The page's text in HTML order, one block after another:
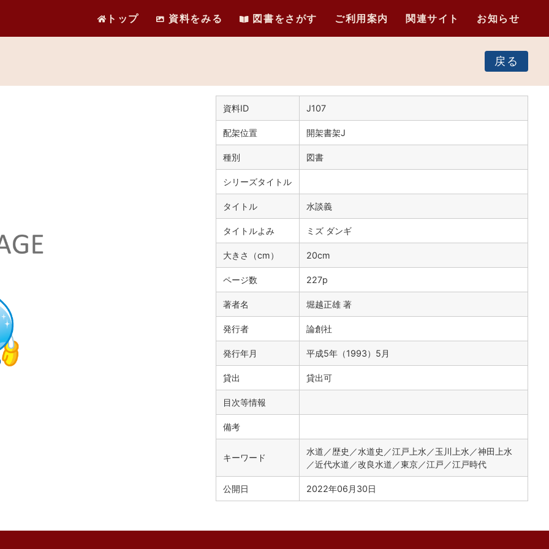
トップ 資料をみる 図書をさがす ご利用案内 関連サイト お知らせ
戻る
資料ID J107
配架位置 開架書架J
種別 図書
シリーズタイトル
タイトル 水談義
タイトルよみ ミズ ダンギ
大きさ（cm） 20cm
ページ数 227p
著者名 堀越正雄 著
発行者 論創社
発行年月 平成5年（1993）5月
貸出 貸出可
目次等情報
備考
キーワード
水道／歴史／水道史／江戸上水／玉川上水／神田上水
／近代水道／改良水道／東京／江戸／江戸時代
公開日 2022年06月30日